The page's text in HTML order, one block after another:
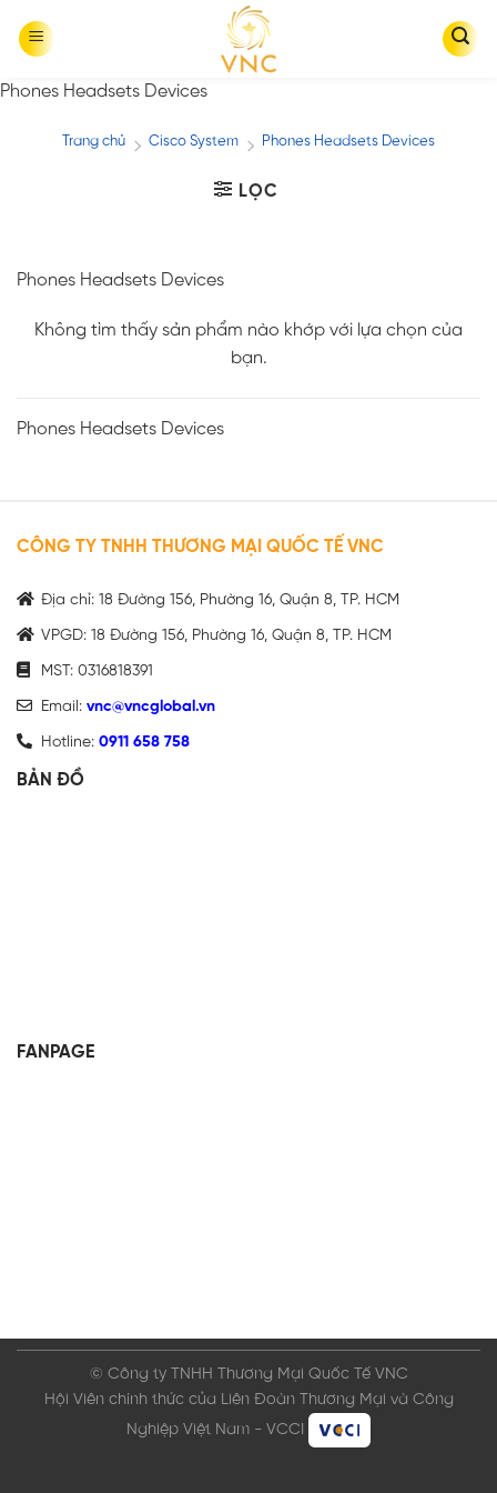
Phones Headsets Devices
Trang chủ / Cisco System / Phones Headsets Devices
LỌC
Phones Headsets Devices
Không tìm thấy sản phẩm nào khớp với lựa chọn của
bạn.
Phones Headsets Devices
CÔNG TY TNHH THƯƠNG MẠI QUỐC TẾ VNC
Địa chỉ: 18 Đường 156, Phường 16, Quận 8, TP. HCM
VPGD: 18 Đường 156, Phường 16, Quận 8, TP. HCM
MST: 0316818391
Email: vnc@vncglobal.vn
Hotline: 0911 658 758
BẢN ĐỒ
FANPAGE
© Công ty TNHH Thương Mại Quốc Tế VNC
Hội Viên chính thức của Liên Đoàn Thương Mại và Công
Nghiệp Việt Nam - VCCI